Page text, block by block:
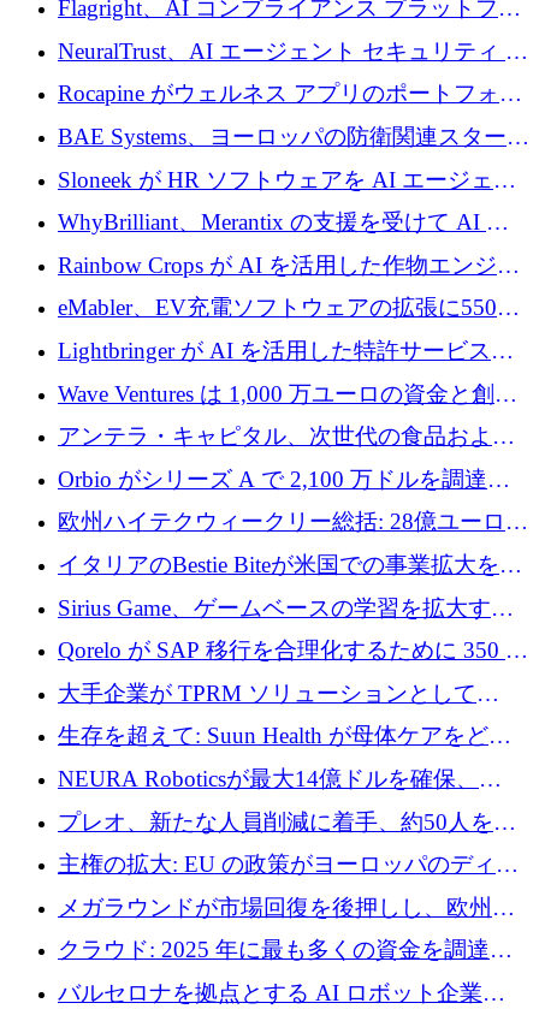
を調達
Flagright、AI コンプライアンス プラットフォ
ームを拡張するためにシリーズ A で 1,250 万
ドルを確保
NeuralTrust、AI エージェント セキュリティ プ
ラットフォームの拡張に 2,000 万ドルを調達
Rocapine がウェルネス アプリのポートフォリ
オを拡大するためにシリーズ A で 1,300 万ド
ルを調達
BAE Systems、ヨーロッパの防衛関連スタート
アップの規模拡大を支援するために 5,000 万
ユーロの支援を開始
Sloneek が HR ソフトウェアを AI エージェン
トに変えるために 600 万ドルを調達
WhyBrilliant、Merantix の支援を受けて AI 求
人マッチングを拡大するために 100 万ユーロ
Rainbow Crops が AI を活用した作物エンジニ
アリングを拡張するために 970 万ユーロを調
eMabler、EV充電ソフトウェアの拡張に550万
ユーロを確保
Lightbringer が AI を活用した特許サービスを
拡大するために 1,000 万ドルを調達
Wave Ventures は 1,000 万ユーロの資金と創設
者補助金で 10 周年を迎える
アンテラ・キャピタル、次世代の食品および
アグリテクノロジーのイノベーションを支援
するファンド III の初回クローズ額が 1 億ドル
に到達
Orbio がシリーズ A で 2,100 万ドルを調達、
AI 労働力管理を世界の最前線の労働者に提供
欧州ハイテクウィークリー総括: 28億ユーロの
取引と5月のハイライト
イタリアのBestie Biteが米国での事業拡大を加
速するために150万ユーロを調達
Sirius Game、ゲームベースの学習を拡大する
ために 130 万ユーロの資金調達を完了
Qorelo が SAP 移行を合理化するために 350 万
ドルを調達
大手企業が TPRM ソリューションとして
Vanta を選択する理由
生存を超えて: Suun Health が母体ケアをどの
ように再考しているか
NEURA Roboticsが最大14億ドルを確保、
Bending Spoonsが米国IPOを申請、英国首相が
4億ポンドのチップ計画を発表
プレオ、新たな人員削減に着手、約50人を解
雇
主権の拡大: EU の政策がヨーロッパのディー
プテック戦略をどのように再構築しているか
メガラウンドが市場回復を後押しし、欧州の
ハイテク資金調達は5月に105億ユーロに回復
クラウド: 2025 年に最も多くの資金を調達し
た 10 社
バルセロナを拠点とする AI ロボット企業